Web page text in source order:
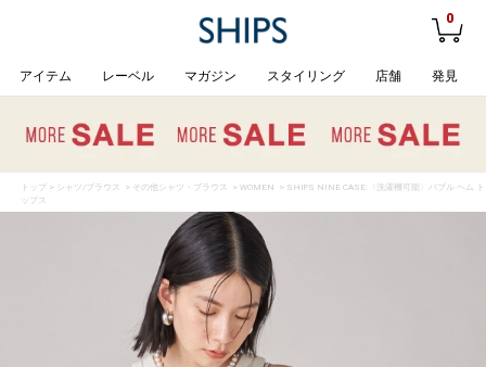
0
アイテム レーベル マガジン スタイリング 店舗 発見
トップ > シャツ/ブラウス > その他シャツ・ブラウス > WOMEN > SHIPS NINE CASE:〈洗濯機可能〉バブル ヘム ト
ップス